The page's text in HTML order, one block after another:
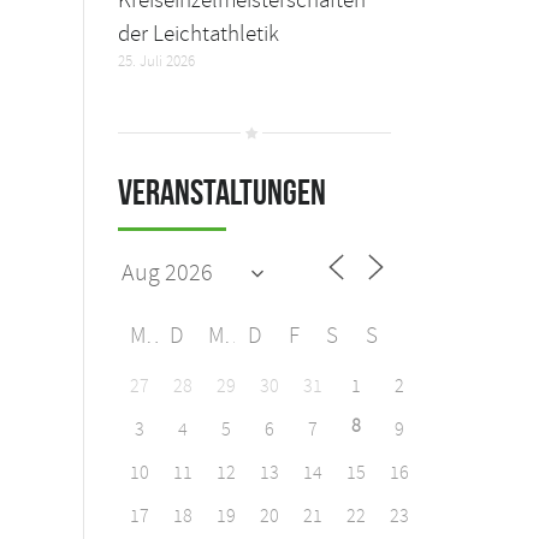
der Leichtathletik
25. Juli 2026
Veranstaltungen
M D M D F S S
27 28 29 30 31 1
2
3
4 5 6 7 8
9
10
11 12 13 14 15
16
17
18 19 20 21 22 23